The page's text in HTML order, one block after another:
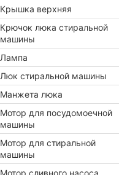
Крышка верхняя
Крючок люка стиральной
машины
Лампа
Люк стиральной машины
Манжета люка
Мотор для посудомоечной
машины
Мотор для стиральной
машины
Мотор сливного насоса